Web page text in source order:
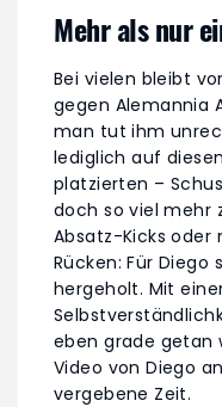
Mehr als nur
Bei vielen bleibt
gegen Alemannia
man tut ihm
lediglich auf
platzierten –
doch so viel mehr
Absatz-Kicks oder
Rücken: Für Diego
hergeholt. Mit
eben grade getan
Video von Diego
vergebene Zeit.